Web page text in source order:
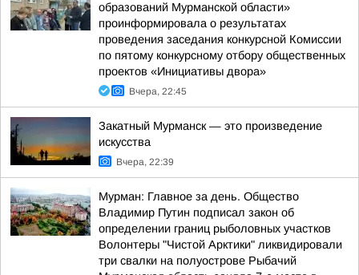
образований Мурманской области»
проинформировала о результатах
проведения заседания конкурсной Комиссии
по пятому конкурсному отбору общественных
проектов «Инициативы двора»
Вчера, 22:45
Закатный Мурманск — это произведение
искусства
Вчера, 22:39
Мурман: Главное за день. Общество
Владимир Путин подписал закон об
определении границ рыболовных участков
Волонтеры "Чистой Арктики" ликвидировали
три свалки на полуострове Рыбачий